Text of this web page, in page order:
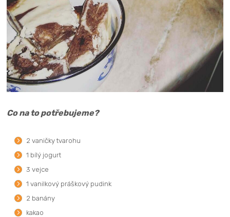
Co na to potřebujeme?
2 vaničky tvarohu
1 bílý jogurt
3 vejce
1 vanilkový práškový pudink
2 banány
kakao